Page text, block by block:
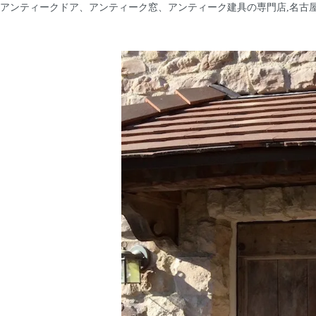
アンティークドア、アンティーク窓、アンティーク建具の専門店,名古